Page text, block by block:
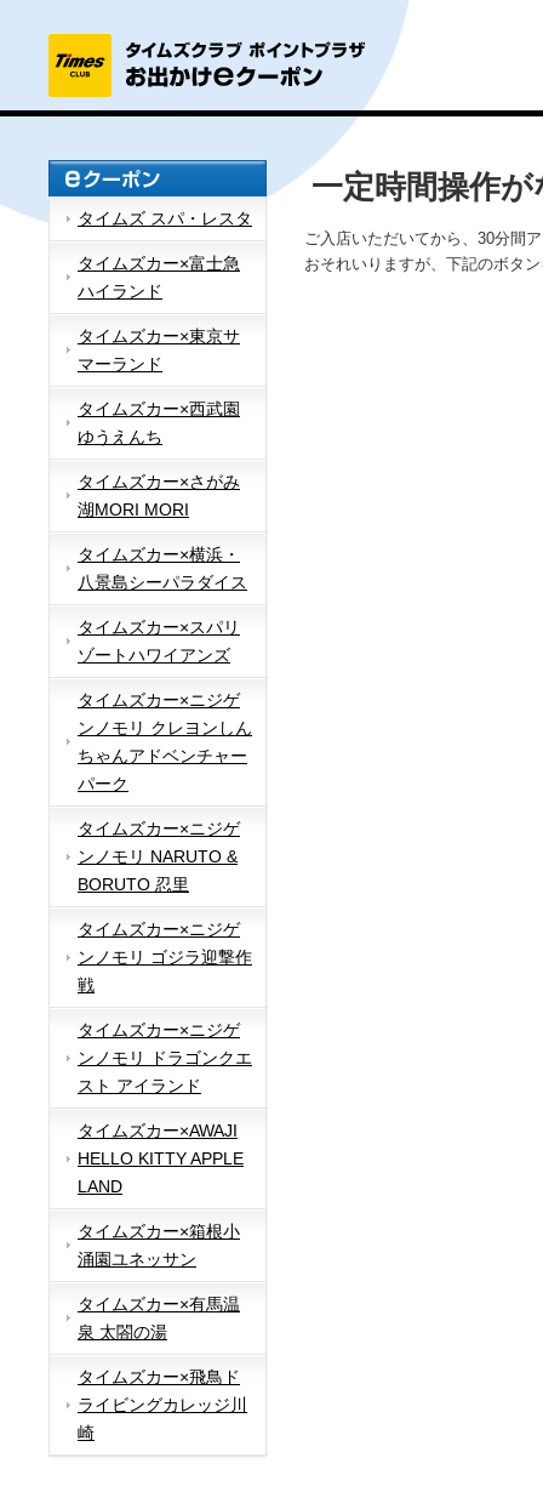
タイムズ スパ・レスタ
タイムズカー×富士急
ハイランド
タイムズカー×東京サ
マーランド
タイムズカー×西武園
ゆうえんち
タイムズカー×さがみ
湖MORI MORI
タイムズカー×横浜・
八景島シーパラダイス
タイムズカー×スパリ
ゾートハワイアンズ
タイムズカー×ニジゲ
ンノモリ クレヨンしん
ちゃんアドベンチャー
パーク
タイムズカー×ニジゲ
ンノモリ NARUTO &
BORUTO 忍里
タイムズカー×ニジゲ
ンノモリ ゴジラ迎撃作
戦
タイムズカー×ニジゲ
ンノモリ ドラゴンクエ
スト アイランド
タイムズカー×AWAJI
HELLO KITTY APPLE
LAND
タイムズカー×箱根小
涌園ユネッサン
タイムズカー×有馬温
泉 太閤の湯
タイムズカー×飛鳥ド
ライビングカレッジ川
崎
一定時間操作
ご入店いただいてから、30分間
おそれいりますが、下記のボタ